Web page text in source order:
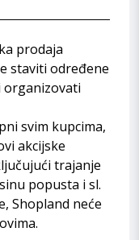
prodaja
staviti određene
organizovati
svim kupcima,
akcijske
trajanje
popusta i sl.
Shopland neće